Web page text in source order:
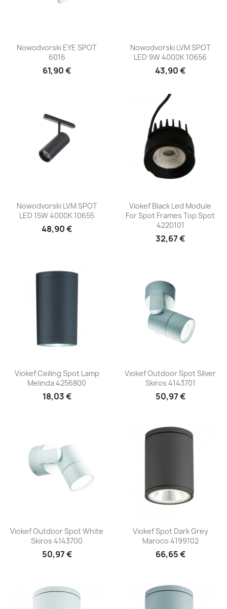
Nowodvorski EYE SPOT
6016
61,90 €
Nowodvorski LVM SPOT
LED 9W 4000K 10656
43,90 €
Nowodvorski LVM SPOT
LED 15W 4000K 10655
48,90 €
Viokef Black Led Module
For Spot Frames Top Spot
4220101
32,67 €
Viokef Ceiling Spot Lamp
Melinda 4256800
18,03 €
Viokef Outdoor Spot Silver
Skiros 4143701
50,97 €
Viokef Outdoor Spot White
Skiros 4143700
50,97 €
Viokef Spot Dark Grey
Maroco 4199102
66,65 €